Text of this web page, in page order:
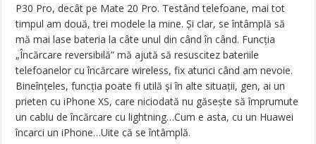
P30 Pro, decât pe Mate 20 Pro. Testând telefoane, mai tot
timpul am două, trei modele la mine. Și clar, se întâmplă să
mă mai lase bateria la câte unul din când în când. Funcția
„Încărcare reversibilă” mă ajută să resuscitez bateriile
telefoanelor cu încărcare wireless, fix atunci când am nevoie.
Bineînțeles, funcția poate fi utilă și în alte situații, gen, ai un
prieten cu iPhone XS, care niciodată nu găsește să împrumute
un cablu de încărcare cu lightning…Cum e asta, cu un Huawei
încarci un iPhone…Uite că se întâmplă.